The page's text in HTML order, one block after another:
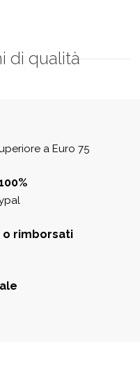
di qualità
a Euro 75
o rimborsati